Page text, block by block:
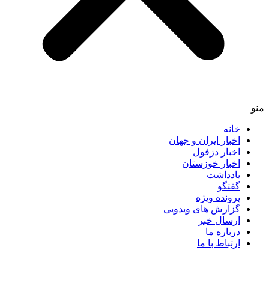
منو
خانه
اخبار ایران و جهان
اخبار دزفول
اخبار خوزستان
یادداشت
گفتگو
پرونده ویژه
گزارش های ویدویی
ارسال خبر
درباره ما
ارتباط با ما